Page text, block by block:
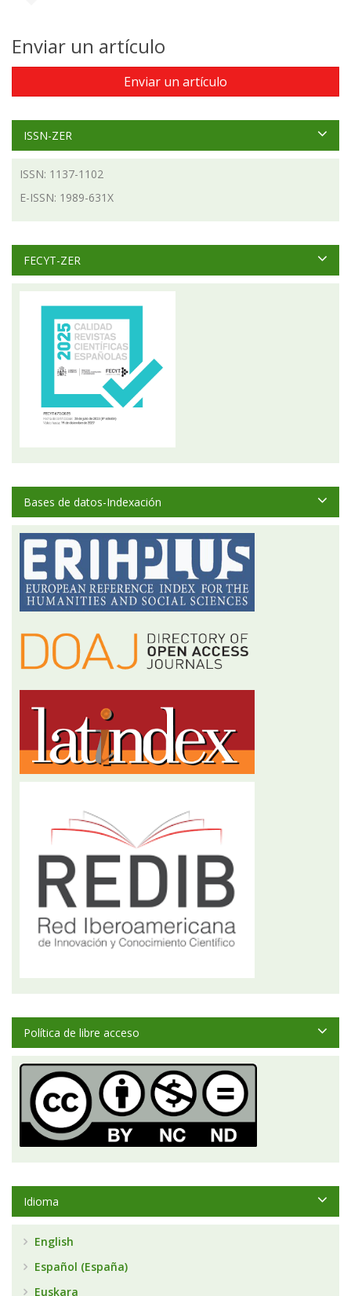
Enviar un artículo
Enviar un artículo
ISSN-ZER
ISSN: 1137-1102
E-ISSN: 1989-631X
FECYT-ZER
Bases de datos-Indexación
Política de libre acceso
Idioma
English
Español (España)
Euskara